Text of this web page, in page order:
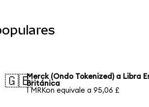
🇬🇧Merck (Ondo Tokenized) a Libra
Británica
1 MRKon equivale a 95,06 £